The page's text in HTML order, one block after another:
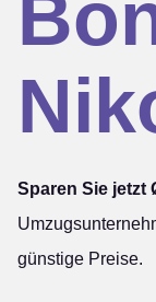
Sparen Sie jetzt
günstige Preise.